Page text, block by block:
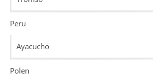
Peru
Ayacucho
Polen